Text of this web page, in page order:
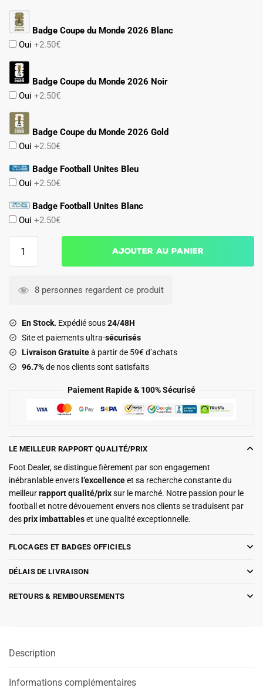
Badge Coupe du Monde 2026 Blanc
Oui +2.50€
Badge Coupe du Monde 2026 Noir
Oui +2.50€
Badge Coupe du Monde 2026 Gold
Oui +2.50€
Badge Football Unites Bleu
Oui +2.50€
Badge Football Unites Blanc
Oui +2.50€
Corée
Exterieur
2026
2027
Femme
Ajouter au panier
8 personnes regardent ce produit
En Stock. Expédié sous24/48H
Site et paiements ultra-sécurisés
Livraison Gratuiteà partir de 59€ d’achats
96.7%de nos clients sont satisfaits
Paiement Rapide & 100% Sécurisé
LE MEILLEUR RAPPORT QUALITÉ/PRIX
Foot Dealer, se distingue fièrement par son engagement
inébranlable envers l’excellenceet sa recherche constante du
meilleurrapport qualité/prixsur le marché. Notre passion pour le
football et notre dévouement envers nos clients se traduisent par
desprix imbattableset une qualité exceptionnelle.
FLOCAGES ET BADGES OFFICIELS
DÉLAIS DE LIVRAISON
RETOURS & REMBOURSEMENTS
Description
Informations complémentaires